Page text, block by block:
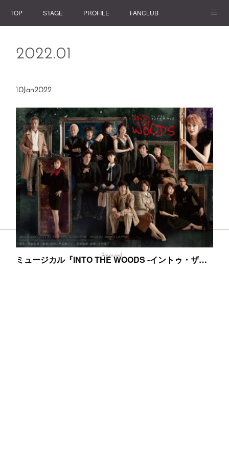
TOP STAGE PROFILE FANCLUB
2022.01
10Jan2022
ミュージカル『INTO THE WOODS -イントゥ・ザ・ウッズ-』
©2026 WATARU KOZUKI OFFICIAL FAN CLUB ACROSS. All Rights
Reserved．